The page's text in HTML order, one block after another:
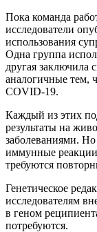
Пока команда
исследователи
использования
Одна группа
другая
аналогичные тем,
COVID-19.
Каждый из этих
результаты на
заболеваниями.
иммунные
требуются
Генетическое
исследователям
в геном
потребуются.